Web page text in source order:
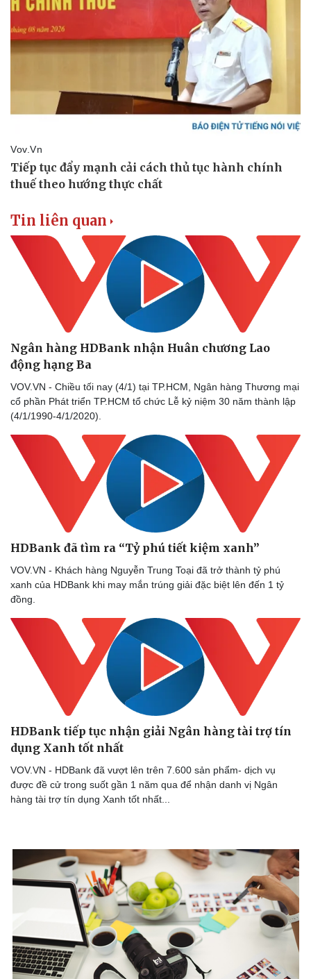
Thông tin doanh nghiệp
Doanh nghiệp 24h
Vì cộng đồng
Công nghệ
Sành điệu
Tin Công nghệ
Trải nghiệm
Sức khỏe
Cây thuốc
Sản phụ khoa
Nhi khoa
Phòng mạch online
Ăn sạch sống khỏe
Blog
Tình yêu - Gia đình
Tin liên quan
Ngân hàng HDBank nhận Huân chương Lao
động hạng Ba
VOV.VN - Chiều tối nay (4/1) tại TP.HCM, Ngân hàng Thương mại
cổ phần Phát triển TP.HCM tổ chức Lễ kỷ niệm 30 năm thành lập
(4/1/1990-4/1/2020).
HDBank đã tìm ra “Tỷ phú tiết kiệm xanh”
VOV.VN - Khách hàng Nguyễn Trung Toại đã trở thành tỷ phú
xanh của HDBank khi may mắn trúng giải đặc biệt lên đến 1 tỷ
đồng.
HDBank tiếp tục nhận giải Ngân hàng tài trợ tín
dụng Xanh tốt nhất
VOV.VN - HDBank đã vượt lên trên 7.600 sản phẩm- dịch vụ
được đề cử trong suốt gần 1 năm qua để nhận danh vị Ngân
hàng tài trợ tín dụng Xanh tốt nhất...